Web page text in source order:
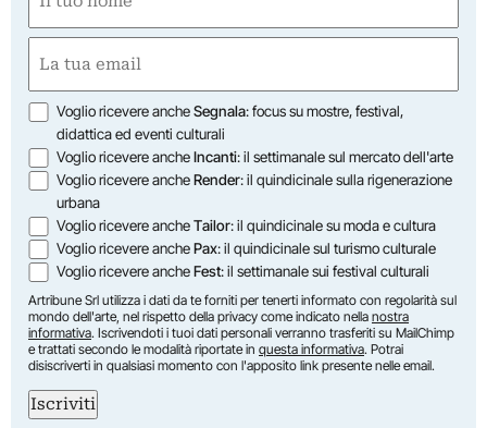
(Required)
First
(Required)
Opzioni
Voglio ricevere ancheSegnala: focus su mostre, festival,
didattica ed eventi culturali
Voglio ricevere ancheIncanti: il settimanale sul mercato dell'arte
Voglio ricevere ancheRender: il quindicinale sulla rigenerazione
urbana
Voglio ricevere ancheTailor: il quindicinale su moda e cultura
Voglio ricevere anchePax: il quindicinale sul turismo culturale
Voglio ricevere ancheFest: il settimanale sui festival culturali
Artribune Srl utilizza i dati da te forniti per tenerti informato con regolarità sul
mondo dell'arte, nel rispetto della privacy come indicato nella nostra
informativa. Iscrivendoti i tuoi dati personali verranno trasferiti su MailChimp
e trattati secondo le modalità riportate in questa informativa. Potrai
disiscriverti in qualsiasi momento con l'apposito link presente nelle email.
Iscriviti